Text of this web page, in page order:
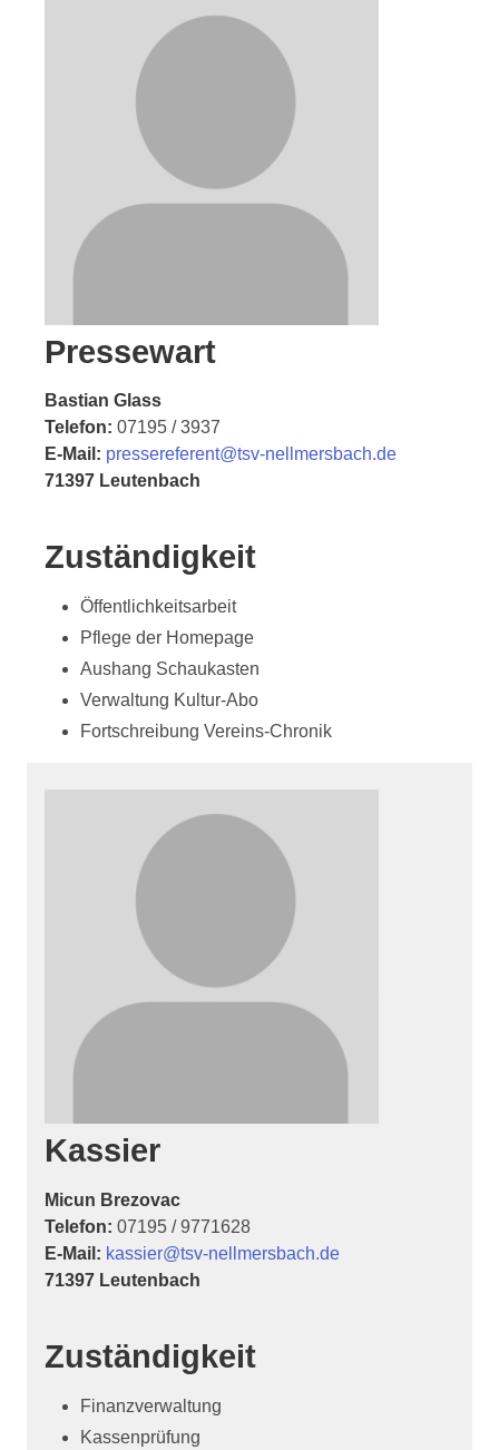
Pressewart
Bastian Glass
Telefon: 07195 / 3937
E-Mail: pressereferent@tsv-nellmersbach.de
71397 Leutenbach
Zuständigkeit
Öffentlichkeitsarbeit
Pflege der Homepage
Aushang Schaukasten
Verwaltung Kultur-Abo
Fortschreibung Vereins-Chronik
Kassier
Micun Brezovac
Telefon: 07195 / 9771628
E-Mail: kassier@tsv-nellmersbach.de
71397 Leutenbach
Zuständigkeit
Finanzverwaltung
Kassenprüfung